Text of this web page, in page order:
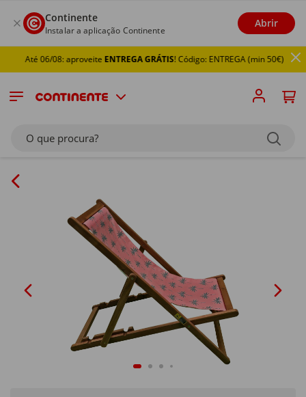
Continente
Instalar a aplicação Continente
Abrir
Até 06/08: aproveiteENTREGA GRÁTIS! Código: ENTREGA (min 50€)
O que procura?